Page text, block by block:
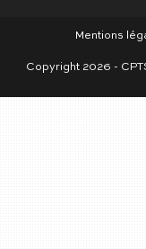
Mentions
Copyright 2026 -